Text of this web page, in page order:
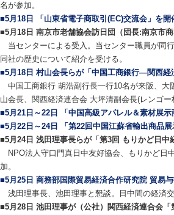
名が参加。
■5月18日 「山東省電子商取引(EC)交流会」を開
■5月18日 南京市老舗協会訪日団（団長:南京市
当センターによる受入。当センター職員が同
同社の歴史について紹介を受ける。
■5月18日 村山会長らが「中国工商銀行―関西経
中国工商銀行 胡浩副行長一行10名が来阪、大
山会長、関西経済連合会 大坪清副会長(レンゴ
■5月21日～22日 「中国高級アパレル＆素材展
■5月22日～24日 「第22回中国江蘇省輸出商品
■5月24日 浅田理事長らが「第3回 もりかど日中
NPO法人守口門真日中友好協会、もりかど日
加。
■5月25日 商務部国際貿易経済合作研究院 貿易
浅田理事長、池田理事と懇談。日中間の経済
■5月28日 池田理事が（公社）関西経済連合会